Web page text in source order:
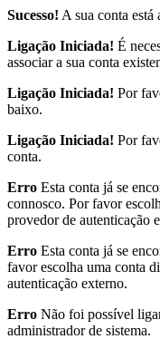
Sucesso! A sua conta
Ligação Iniciada! É
associar a sua conta
Ligação Iniciada! Por
baixo.
Ligação Iniciada! Por
conta.
Erro Esta conta já se
connosco. Por favor
provedor de autenticação
Erro Esta conta já se
favor escolha uma conta
autenticação externo.
Erro Não foi possível
administrador de sistema.